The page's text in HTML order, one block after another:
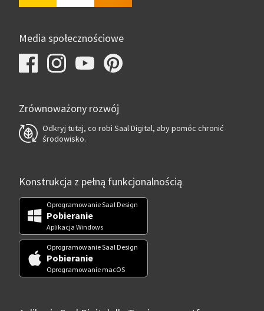
Media społecznościowe
Zrównoważony rozwój
Odkryj tutaj, co robi Saal Digital, aby pomóc chronić
środowisko.
Konstrukcja z pełną funkcjonalnością
Oprogramowanie Saal Design
Pobieranie
Aplikacja Windows
Oprogramowanie Saal Design
Pobieranie
Oprogramowanie macOS